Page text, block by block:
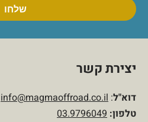
יצירת קשר
דוא"ל:
info@magmaoffroad.co.il
טלפון:
03.9796049